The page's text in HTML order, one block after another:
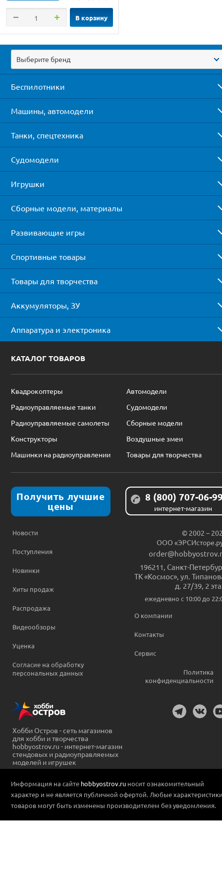
В корзину
Выберите бренд
Беспилотники
Машины, автомодели
Танки, спецтехника
Судомодели
Игрушки
Сборные модели, материалы
Развивающие игры
Спортивные товары
Товары для творчества
Аккумуляторы, ЗУ
Аппаратура и электроника
КАТАЛОГ ТОВАРОВ
Квадрокоптеры
Автомодели
Радиоуправляемые танки
Судомодели
Радиоуправляемые самолеты
Сборные модели
Конструкторы
Воздушные змеи
Машинки на радиоуправлении
Товары для творчества
Получить лучшие
цены
8 (800) 707-06-
интернет-магазин
Новости
Поступления
Новинки
Хиты продаж
Распродажа
Видеообзоры
Уценка
Согласие на обработку
персональных данных
© 2002 –
ООО
196211 Санкт-
ТК «Космос», ул.
д. 27/39, 2
ежедневно c 10:00 до
О компании
Контакты
Сервис
Политика
конфиденциальности
Хобби Остров - сеть магазинов
для хобби и творчества
hobbyostrov.ru - интернет-магазин
стендовых и радиоуправляемых
моделей и игрушек
Информация на сайте hobbyostrov.ru носит ознакомительный
характер и не является публичной офертой. Любые
товаров могут быть изменены производителем без уведомления.